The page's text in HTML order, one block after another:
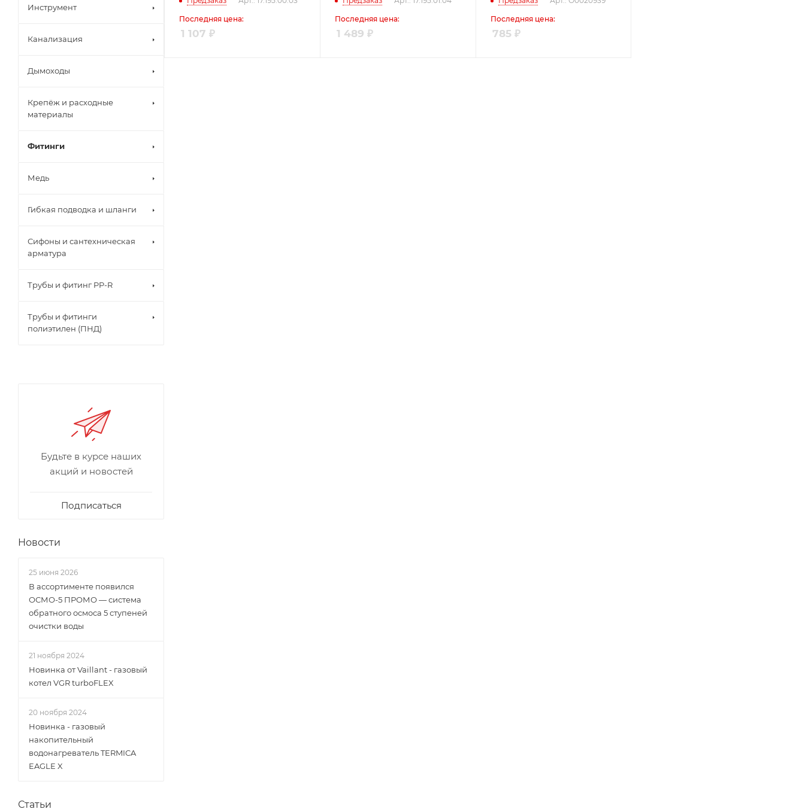
Последняя цена:
1 107 ₽
Последняя цена:
1 489 ₽
Последняя цена:
785 ₽
Инструмент
Канализация
Дымоходы
Крепёж и расходные
материалы
Фитинги
Медь
Гибкая подводка и шланги
Сифоны и сантехническая
арматура
Трубы и фитинг PP-R
Трубы и фитинги
полиэтилен (ПНД)
Будьте в курсе наших
акций и новостей
Подписаться
Новости
25 июня 2026
В ассортименте появился
ОСМО-5 ПРОМО — система
обратного осмоса 5 ступеней
очистки воды
21 ноября 2024
Новинка от Vaillant - газовый
котел VGR turboFLEX
20 ноября 2024
Новинка - газовый
накопительный
водонагреватель TERMICA
EAGLE X
Статьи